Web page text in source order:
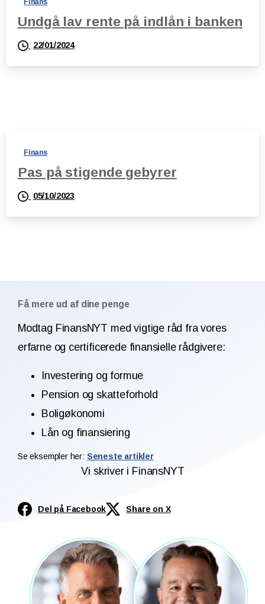
Undgå lav rente på indlån i banken
22/01/2024
Finans
Pas på stigende gebyrer
05/10/2023
Få mere ud af dine penge
Modtag FinansNYT med vigtige råd fra vores
erfarne og certificerede finansielle rådgivere:
Investering og formue
Pension og skatteforhold
Boligøkonomi
Lån og finansiering
Se eksempler her: Seneste artikler
Vi skriver i FinansNYT
Del på Facebook Share on X